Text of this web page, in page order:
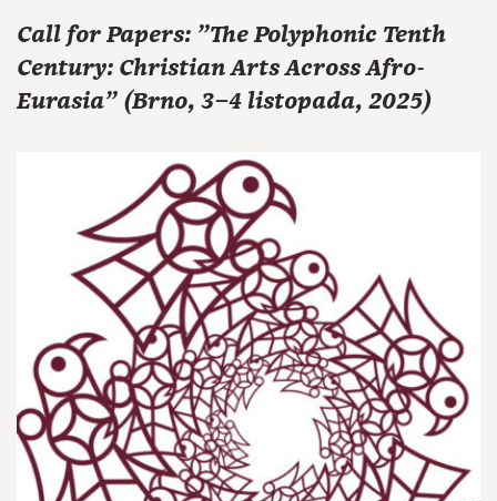
Call for Papers: "The Polyphonic Tenth
Century: Christian Arts Across Afro-
Eurasia" (Brno, 3–4 listopada, 2025)